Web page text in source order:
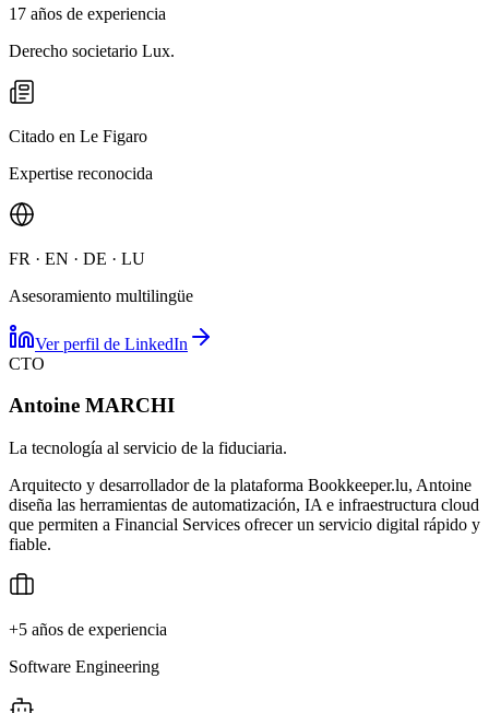
17 años de experiencia
Derecho societario Lux.
Citado en Le Figaro
Expertise reconocida
FR · EN · DE · LU
Asesoramiento multilingüe
Ver perfil de LinkedIn
CTO
Antoine MARCHI
La tecnología al servicio de la fiduciaria.
Arquitecto y desarrollador de la plataforma Bookkeeper.lu, Antoine
diseña las herramientas de automatización, IA e infraestructura cloud
que permiten a Financial Services ofrecer un servicio digital rápido y
fiable.
+5 años de experiencia
Software Engineering